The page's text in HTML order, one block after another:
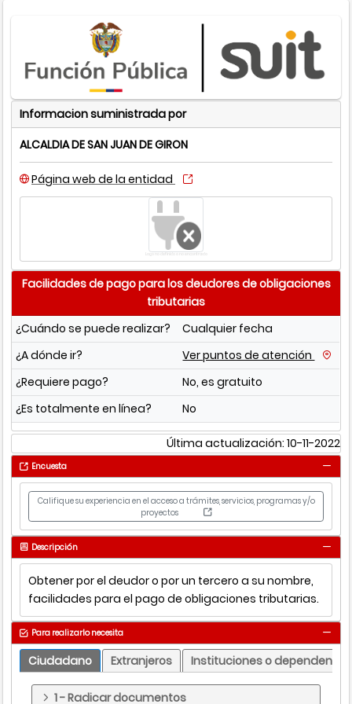
Informacion suministrada por
ALCALDIA DE SAN JUAN DE GIRON
Página web de la entidad
Logo no definido o no encontrado
Facilidades de pago para los deudores de obligaciones
tributarias
¿Cuándo se puede realizar?
Cualquier fecha
¿A dónde ir?
Ver puntos de atención
¿Requiere pago?
No, es gratuito
¿Es totalmente en línea?
No
Última actualización: 10-11-2022
Encuesta
Califique su experiencia en el acceso a trámites, servicios, programas y/o
proyectos
Descripción
Obtener por el deudor o por un tercero a su nombre,
facilidades para el pago de obligaciones tributarias.
Para realizarlo necesita
Ciudadano Extranjeros Instituciones o
1 - Radicar documentos